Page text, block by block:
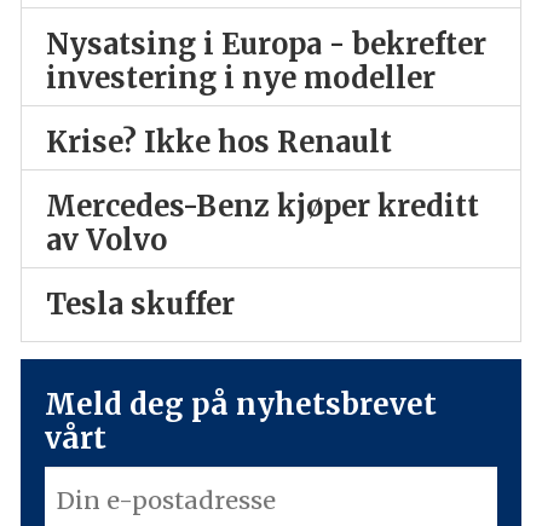
Nysatsing i Europa - bekrefter
investering i nye modeller
Krise? Ikke hos Renault
Mercedes-Benz kjøper kreditt
av Volvo
Tesla skuffer
Meld deg på nyhetsbrevet
vårt